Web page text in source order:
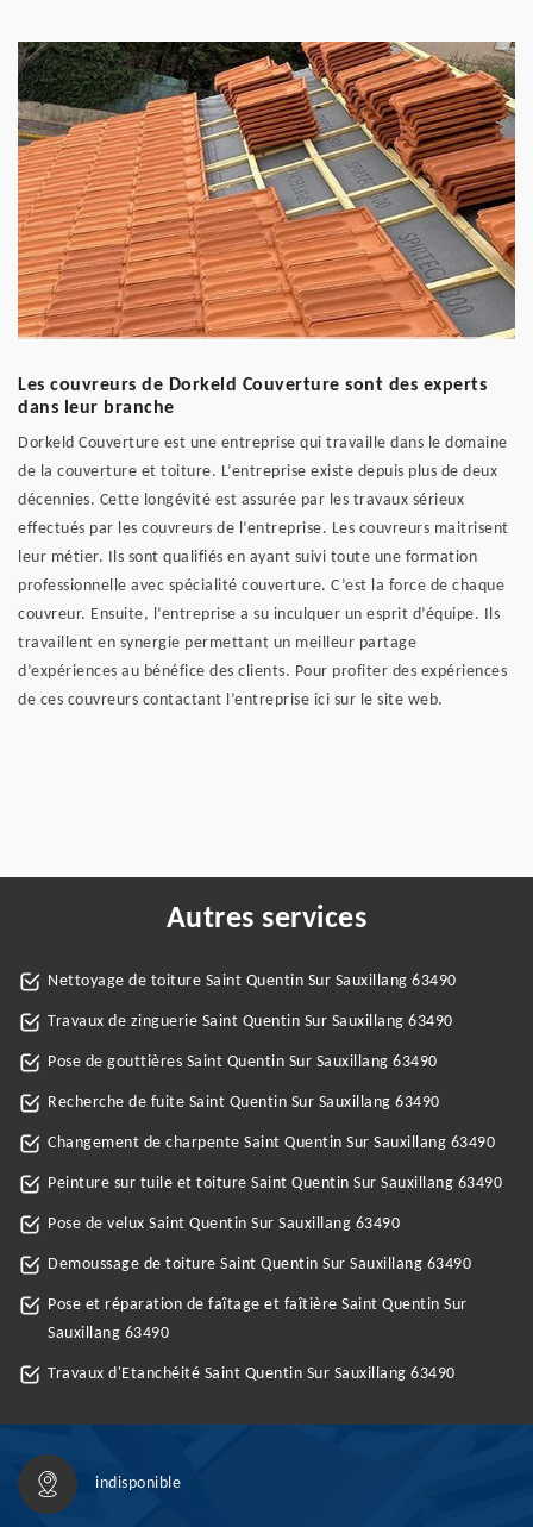
Les couvreurs de Dorkeld Couverture sont des experts
dans leur branche
Dorkeld Couverture est une entreprise qui travaille dans le domaine
de la couverture et toiture. L’entreprise existe depuis plus de deux
décennies. Cette longévité est assurée par les travaux sérieux
effectués par les couvreurs de l’entreprise. Les couvreurs maitrisent
leur métier. Ils sont qualifiés en ayant suivi toute une formation
professionnelle avec spécialité couverture. C’est la force de chaque
couvreur. Ensuite, l’entreprise a su inculquer un esprit d’équipe. Ils
travaillent en synergie permettant un meilleur partage
d’expériences au bénéfice des clients. Pour profiter des expériences
de ces couvreurs contactant l’entreprise ici sur le site web.
Autres services
Nettoyage de toiture Saint Quentin Sur Sauxillang 63490
Travaux de zinguerie Saint Quentin Sur Sauxillang 63490
Pose de gouttières Saint Quentin Sur Sauxillang 63490
Recherche de fuite Saint Quentin Sur Sauxillang 63490
Changement de charpente Saint Quentin Sur Sauxillang 63490
Peinture sur tuile et toiture Saint Quentin Sur Sauxillang 63490
Pose de velux Saint Quentin Sur Sauxillang 63490
Demoussage de toiture Saint Quentin Sur Sauxillang 63490
Pose et réparation de faîtage et faîtière Saint Quentin Sur
Sauxillang 63490
Travaux d'Etanchéité Saint Quentin Sur Sauxillang 63490
indisponible